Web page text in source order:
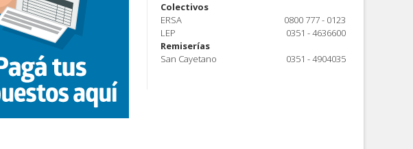
Colectivos
ERSA
0800 777 - 0123
LEP
0351 - 4636600
Remiserías
San Cayetano
0351 - 4904035